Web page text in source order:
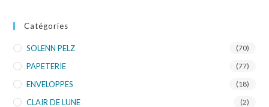
Catégories
SOLENN PELZ (70)
PAPETERIE (77)
ENVELOPPES (18)
CLAIR DE LUNE (2)